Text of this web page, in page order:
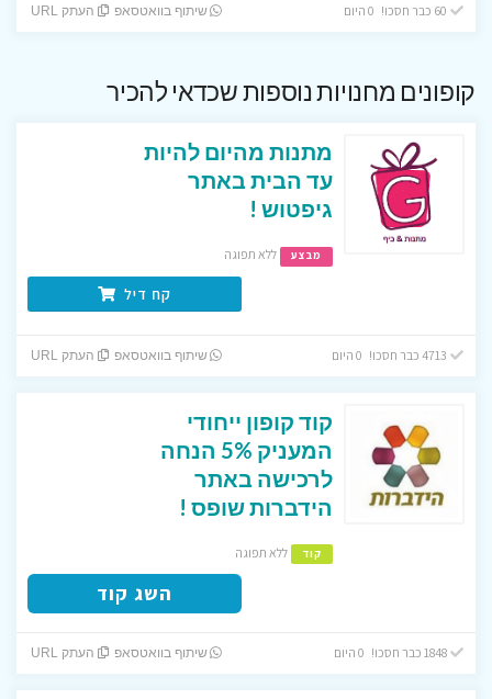
שיתוף בוואטסאפ העתק URL
קופונים מחנויות נוספות שכדאי להכיר
מתנות מהיום להיות
עד הבית באתר
גיפטוש !
מבצע ללא תפוגה
קח דיל
שיתוף בוואטסאפ העתק URL
קוד קופון ייחודי
המעניק 5% הנחה
לרכישה באתר
הידברות שופס !
קוד ללא תפוגה
השג קוד
1848 כבר חסכו! 0 היום שיתוף בוואטסאפ העתק URL